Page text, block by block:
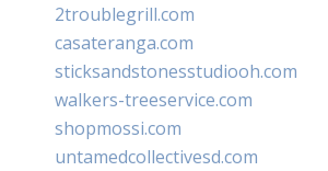
2troublegrill.com
casateranga.com
sticksandstonesstudiooh.com
walkers-treeservice.com
shopmossi.com
untamedcollectivesd.com